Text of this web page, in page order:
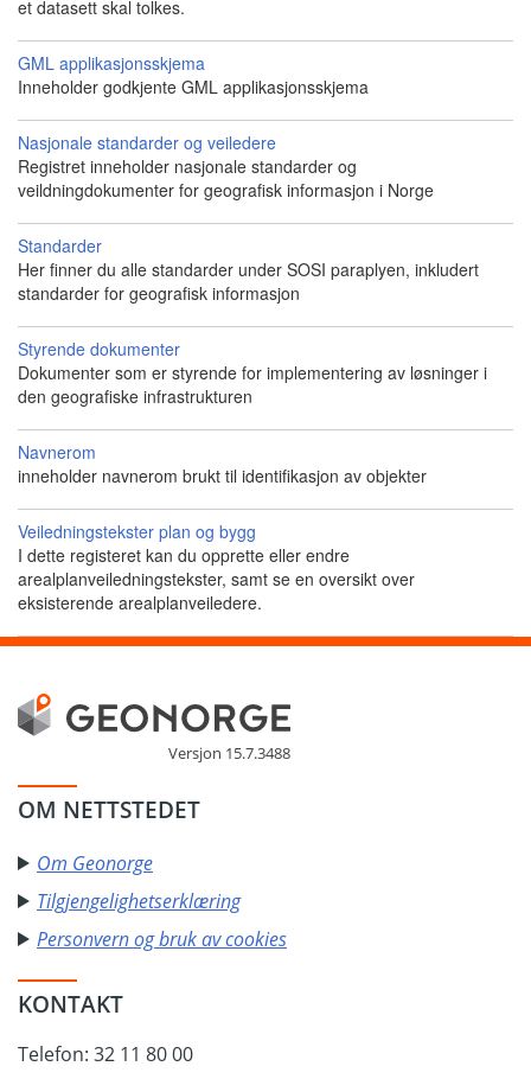
et datasett skal tolkes.
GML applikasjonsskjema
Inneholder godkjente GML applikasjonsskjema
Nasjonale standarder og veiledere
Registret inneholder nasjonale standarder og
veildningdokumenter for geografisk informasjon i Norge
Standarder
Her finner du alle standarder under SOSI paraplyen, inkludert
standarder for geografisk informasjon
Styrende dokumenter
Dokumenter som er styrende for implementering av løsninger i
den geografiske infrastrukturen
Navnerom
inneholder navnerom brukt til identifikasjon av objekter
Veiledningstekster plan og bygg
I dette registeret kan du opprette eller endre
arealplanveiledningstekster, samt se en oversikt over
eksisterende arealplanveiledere.